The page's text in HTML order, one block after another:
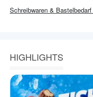
Schreibwaren & Bastelbedarf
HIGHLIGHTS